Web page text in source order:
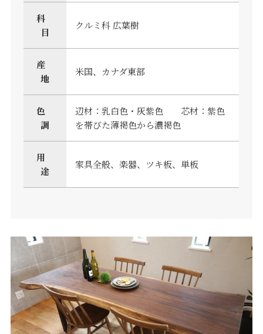
科
目
クルミ科 広葉樹
産
地
米国、カナダ東部
色
調
辺材：乳白色・灰紫色 芯材：紫色
を帯びた薄褐色から濃褐色
用
途
家具全般、楽器、ツキ板、単板